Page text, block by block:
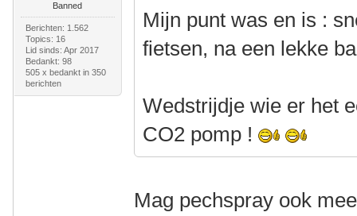
Banned
Berichten: 1.562
Topics: 16
Lid sinds: Apr 2017
Bedankt: 98
505 x bedankt in 350
berichten
Mijn punt was en is :
fietsen, na een lekke
Wedstrijdje wie er het
CO2 pomp !
Mag pechspray ook